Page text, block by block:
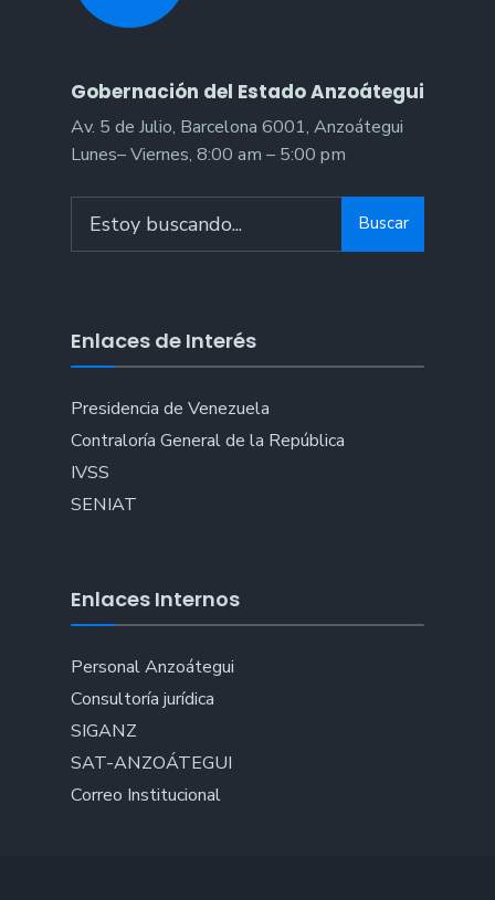
Gobernación del Estado Anzoátegui
Av. 5 de Julio, Barcelona 6001, Anzoátegui
Lunes– Viernes, 8:00 am – 5:00 pm
for:
Buscar
Enlaces de Interés
Presidencia de Venezuela
Contraloría General de la República
IVSS
SENIAT
Enlaces Internos
Personal Anzoátegui
Consultoría jurídica
SIGANZ
SAT-ANZOÁTEGUI
Correo Institucional